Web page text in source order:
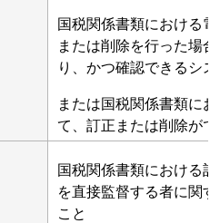
国税関係書類における
または削除を行った場
り、かつ確認できるシ
または国税関係書類に
て、訂正または削除が
国税関係書類における
を直接監督する者に関
こと